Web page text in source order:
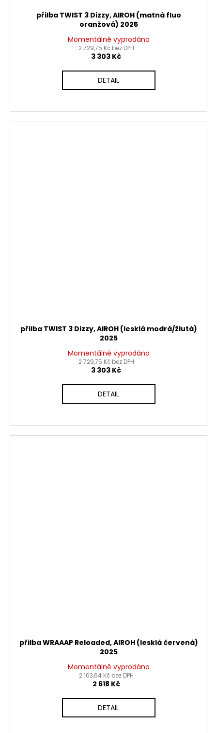
přilba TWIST 3 Dizzy, AIROH (matná fluo
oranžová) 2025
Momentálně vyprodáno
2 729,75 Kč bez DPH
3 303 Kč
DETAIL
přilba TWIST 3 Dizzy, AIROH (lesklá modrá/žlutá)
2025
Momentálně vyprodáno
2 729,75 Kč bez DPH
3 303 Kč
DETAIL
přilba WRAAAP Reloaded, AIROH (lesklá červená)
2025
Momentálně vyprodáno
2 163,64 Kč bez DPH
2 618 Kč
DETAIL